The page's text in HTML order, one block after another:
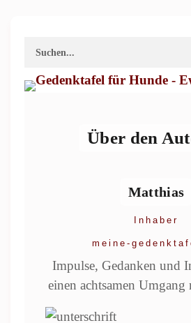
Über den
Matthias
Inhaber
meine-
Impulse, Gedanken und
einen achtsamen Umgang